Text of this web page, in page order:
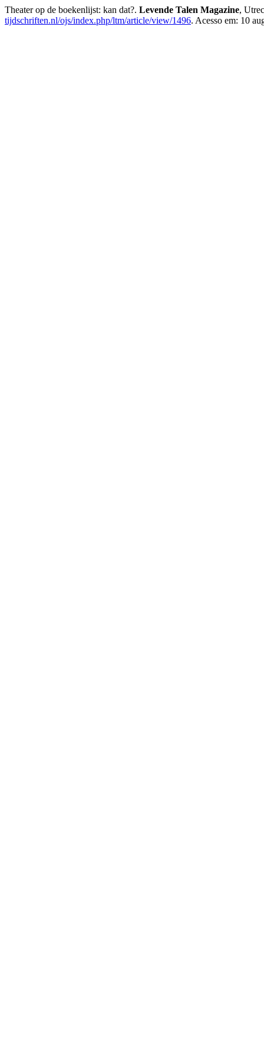
Theater op de boekenlijst: kan dat?. Levende Talen Magazine,
tijdschriften.nl/ojs/index.php/ltm/article/view/1496. Acesso em: 10